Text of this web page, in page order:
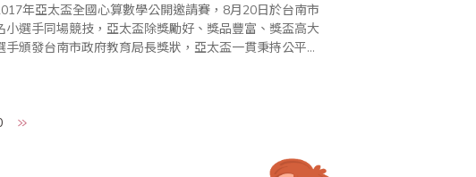
年亞太盃全國心算數學公開邀請賽，8月20日於台南市
選手同場競技，亞太盃除獎勵好、獎品豐富、獎盃高大
頒發台南市政府教育局長獎狀，亞太盃一貫秉持公平、